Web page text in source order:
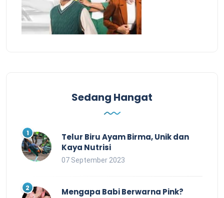
Sedang Hangat
Telur Biru Ayam Birma, Unik dan
Kaya Nutrisi
07 September 2023
Mengapa Babi Berwarna Pink?